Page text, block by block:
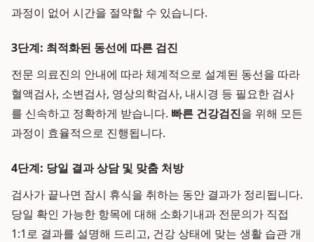
과정이 없어 시간을 절약할 수 있습니다.
3단계: 최적화된 동선에 따른 검진
전문 의료진의 안내에 따라 체계적으로 설계된 동선을 따라
혈액검사, 소변검사, 영상의학검사, 내시경 등 필요한 검사
를 신속하고 정확하게 받습니다. 빠른 건강검진을 위해 모든
과정이 효율적으로 진행됩니다.
4단계: 당일 결과 상담 및 맞춤 처방
검사가 끝나면 잠시 휴식을 취하는 동안 결과가 정리됩니다.
당일 확인 가능한 항목에 대해 소화기내과 전문의가 직접
1:1로 결과를 설명해 드리고, 건강 상태에 맞는 생활 습관 개